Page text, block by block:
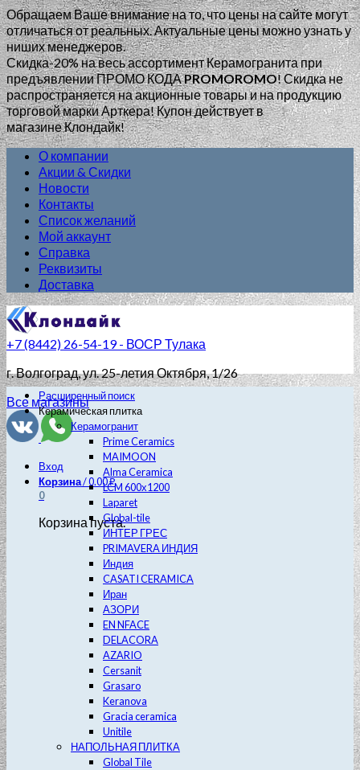
Обращаем Ваше внимание на то, что цены на сайте могут
отличаться от реальных. Актуальные цены можно узнать у
ниших менеджеров.
Скидка-20% на весь ассортимент Керамогранита при
предъявлении ПРОМО КОДАPROMOROMO!Скидка не
распространяется на акционные товары и на продукцию
торговой марки Арткера! Купон действует в
магазине Клондайк!
О компании
Акции & Скидки
Новости
Контакты
Список желаний
Мой аккаунт
Справка
Реквизиты
Доставка
+7 (8442) 26-54-19 - ВОСР Тулака
г. Волгоград, ул. 25-летия Октября, 1/26
Все магазины
Вход
Корзина/0.00₽
0
Корзина пуста.
Расширенный поиск
Керамическая плитка
Керамогранит
Prime Ceramics
MAIMOON
Alma Ceramica
LCM 600х1200
Laparet
Global-tile
ИНТЕР ГРЕС
PRIMAVERA ИНДИЯ
Индия
CASATI CERAMICA
Иран
АЗОРИ
EN NFACE
DELACORA
AZARIO
Cersanit
Grasaro
Keranova
Gracia ceramica
Unitile
НАПОЛЬНАЯ ПЛИТКА
Global Tile